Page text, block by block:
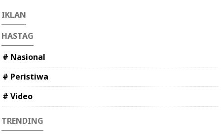
IKLAN
HASTAG
# Nasional
# Peristiwa
# Video
TRENDING